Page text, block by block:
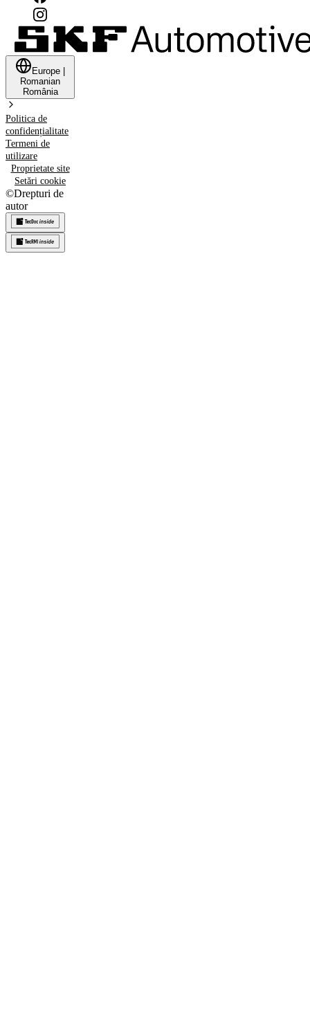
Europe
Romanian
România
Politica de
confidențialitate
Termeni de
utilizare
Proprietate site
Setări cookie
©Drepturi de
autor